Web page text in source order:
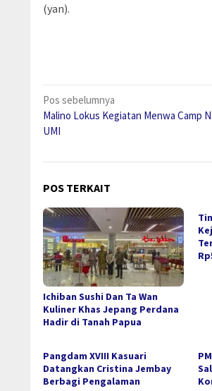
(yan).
Navigasi
pos
Pos sebelumnya
Malino Lokus Kegiatan Menwa Camp
UMI
POS TERKAIT
Ichiban Sushi Dan Ta Wan
Kuliner Khas Jepang Perdana
Hadir di Tanah Papua
Pangdam XVIII Kasuari
Datangkan Cristina Jembay
Berbagi Pengalaman